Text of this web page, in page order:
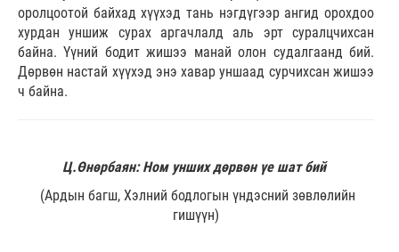
оролцоотой байхад хүүхэд тань нэгдүгээр ангид орохдоо
хурдан уншиж сурах аргачлалд аль эрт суралцчихсан
байна. Үүний бодит жишээ манай олон судалгаанд бий.
Дөрвөн настай хүүхэд энэ хавар уншаад сурчихсан жишээ
ч байна.
Ц.Өнөрбаян: Ном унших дөрвөн үе шат бий
(Ардын багш, Хэлний бодлогын үндэсний зөвлөлийн
гишүүн)